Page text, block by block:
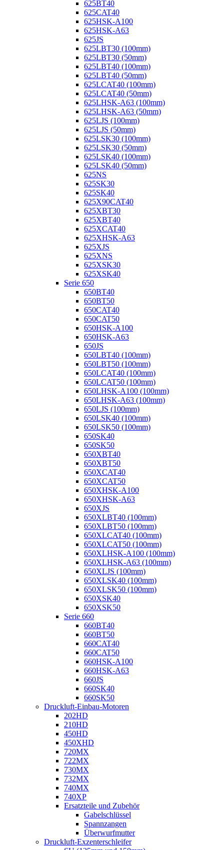
625BT40
625CAT40
625HSK-A100
625HSK-A63
625JS
625LBT30 (100mm)
625LBT30 (50mm)
625LBT40 (100mm)
625LBT40 (50mm)
625LCAT40 (100mm)
625LCAT40 (50mm)
625LHSK-A63 (100mm)
625LHSK-A63 (50mm)
625LJS (100mm)
625LJS (50mm)
625LSK30 (100mm)
625LSK30 (50mm)
625LSK40 (100mm)
625LSK40 (50mm)
625NS
625SK30
625SK40
625X90CAT40
625XBT30
625XBT40
625XCAT40
625XHSK-A63
625XJS
625XNS
625XSK30
625XSK40
Serie 650
650BT40
650BT50
650CAT40
650CAT50
650HSK-A100
650HSK-A63
650JS
650LBT40 (100mm)
650LBT50 (100mm)
650LCAT40 (100mm)
650LCAT50 (100mm)
650LHSK-A100 (100mm)
650LHSK-A63 (100mm)
650LJS (100mm)
650LSK40 (100mm)
650LSK50 (100mm)
650SK40
650SK50
650XBT40
650XBT50
650XCAT40
650XCAT50
650XHSK-A100
650XHSK-A63
650XJS
650XLBT40 (100mm)
650XLBT50 (100mm)
650XLCAT40 (100mm)
650XLCAT50 (100mm)
650XLHSK-A100 (100mm)
650XLHSK-A63 (100mm)
650XLJS (100mm)
650XLSK40 (100mm)
650XLSK50 (100mm)
650XSK40
650XSK50
Serie 660
660BT40
660BT50
660CAT40
660CAT50
660HSK-A100
660HSK-A63
660JS
660SK40
660SK50
Druckluft-Einbau-Motoren
202HD
210HD
450HD
450XHD
720MX
722MX
730MX
732MX
740MX
740XP
Ersatzteile und Zubehör
Gabelschlüssel
Spannzangen
Überwurfmutter
Druckluft-Exzenterschleifer